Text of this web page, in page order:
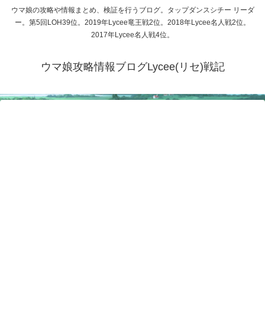
ウマ娘の攻略や情報まとめ、検証を行うブログ。タップダンスシチー リーダ
ー。第5回LOH39位。2019年Lycee竜王戦2位。2018年Lycee名人戦2位。
2017年Lycee名人戦4位。
ウマ娘攻略情報ブログLycee(リセ)戦記